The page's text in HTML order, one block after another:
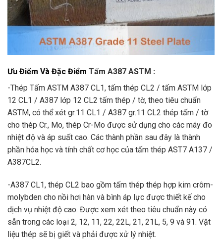
Ưu Điểm Và Đặc Điểm Tấm A387 ASTM :
-Thép Tấm ASTM A387 CL1, tấm thép CL2 / tấm ASTM lớp
12 CL1 / A387 lớp 12 CL2 tấm thép / tờ, theo tiêu chuẩn
ASTM, có thể xét gr.11 CL1 / A387 gr.11 CL2 thép tấm / tờ
cho thép Cr., Mo, thép Cr-Mo được sử dụng cho các máy đo
nhiệt độ và áp suất cao. Các thành phần sau đây là thành
phần hóa học và tính chất cơ học của tấm thép AST7 A137 /
A387CL2.
-A387 CL1, thép CL2 bao gồm tấm thép thép hợp kim crôm-
molybden cho nồi hơi hàn và bình áp lực được thiết kế cho
dịch vụ nhiệt độ cao. Được xem xét theo tiêu chuẩn này có
sẵn trong các loại 2, 12, 11, 22, 22L, 21, 21L, 5, 9 và 91. Vật
liệu thép sẽ bị giết và phải được xử lý nhiệt.